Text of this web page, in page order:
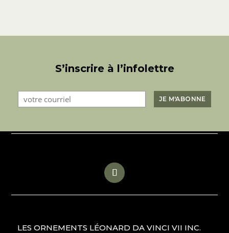
S’inscrire à l’infolettre
LES ORNEMENTS LÉONARD DA VINCI VII INC.